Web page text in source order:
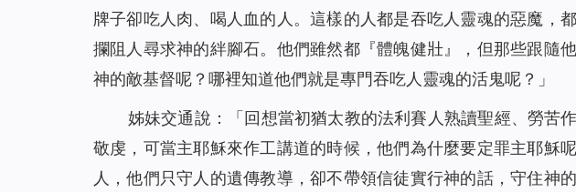
牌子卻吃人肉、喝人血的人。這樣的人都是吞吃人靈魂的惡魔，
攔阻人尋求神的絆腳石。他們雖然都『體魄健壯』，但那些跟隨
神的敵基督呢？哪裡知道他們就是專門吞吃人靈魂的活鬼呢？ 」
姊妹交通說：「回想當初猶太教的法利賽人熟讀聖經、勞苦
敬虔，可當主耶穌來作工講道的時候，他們為什麼要定罪主耶穌
人，他們只守人的遺傳教導，卻不帶領信徒實行神的話，守住神